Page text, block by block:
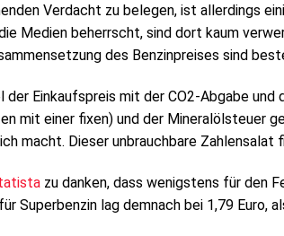
Verdacht zu belegen, ist allerdings
Medien beherrscht, sind dort kaum
des Benzinpreises sind
der Einkaufspreis mit der CO2-Abgabe
mit einer fixen) und der Mineralölsteuer
macht. Dieser unbrauchbare
zu danken, dass wenigstens für den
Superbenzin lag demnach bei 1,79 Euro,